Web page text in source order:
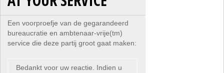
Een voorproefje van de gegarandeerd
bureaucratie en ambtenaar-vrije(tm)
service die deze partij groot gaat maken:
Bedankt voor uw reactie. Indien u